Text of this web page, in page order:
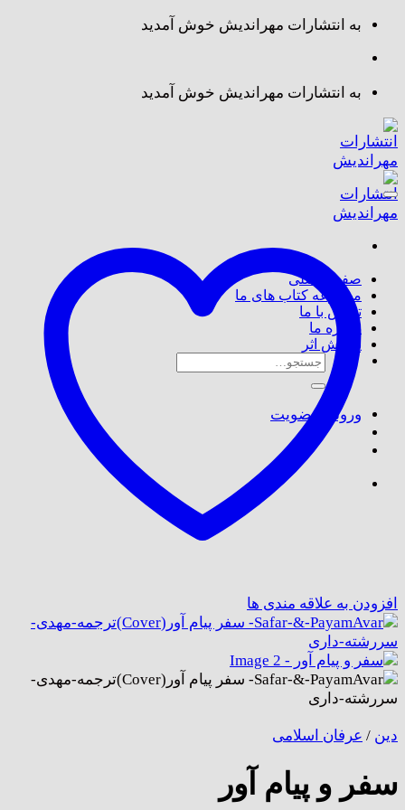
Skip
content
به انتشارات مهراندیش خوش آمدید
به انتشارات مهراندیش خوش آمدید
صفحه اصلی
مجموعه کتاب های ما
تماس با ما
درباره ما
پذیرش اثر
جستجو
برای:
ورود / عضویت
افزودن به علاقه مندی ها
دین / عرفان اسلامی
سفر و پیام آور